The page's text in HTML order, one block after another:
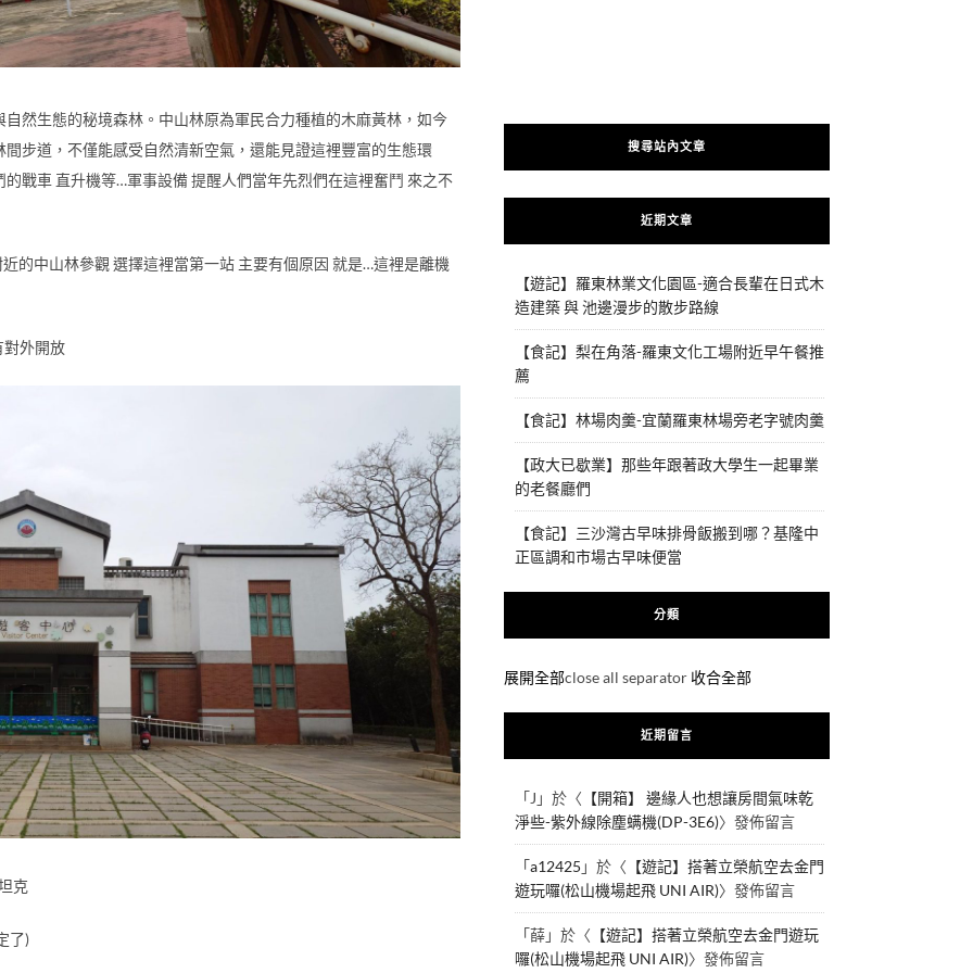
然生態的秘境森林。中山林原為軍民合力種植的木麻黃林，如今
步道，不僅能感受自然清新空氣，還能見證這裡豐富的生態環
戰車 直升機等…軍事設備 提醒人們當年先烈們在這裡奮鬥 來之不
的中山林參觀 選擇這裡當第一站 主要有個原因 就是…這裡是離機
對外開放
克
了)
搜尋站內文章
近期文章
【遊記】羅東林業文化園區-適合長輩在日式木
造建築 與 池邊漫步的散步路線
【食記】梨在角落-羅東文化工場附近早午餐推
薦
【食記】林場肉羹-宜蘭羅東林場旁老字號肉羹
【政大已歇業】那些年跟著政大學生一起畢業
的老餐廳們
【食記】三沙灣古早味排骨飯搬到哪？基隆中
正區調和市場古早味便當
分類
展開全部close all separator 收合全部
近期留言
「J 」於〈 【開箱】 邊緣人也想讓房間氣味乾
淨些-紫外線除塵螨機(DP-3E6)〉發佈留言
「a12425 」於〈 【遊記】搭著立榮航空去金門
遊玩囉(松山機場起飛 UNI AIR)〉發佈留言
「薛」於〈 【遊記】搭著立榮航空去金門遊玩
囉(松山機場起飛 UNI AIR)〉發佈留言